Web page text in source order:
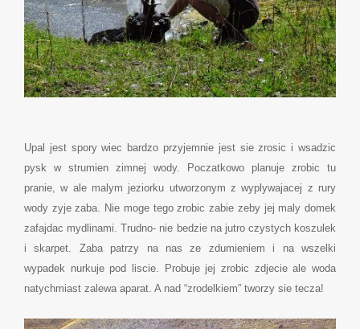
Upal jest spory wiec bardzo przyjemnie jest sie zrosic i wsadzic
pysk w strumien zimnej wody. Poczatkowo planuje zrobic tu
pranie, w ale malym jeziorku utworzonym z wyplywajacej z rury
wody zyje zaba. Nie moge tego zrobic zabie zeby jej maly domek
zafajdac mydlinami. Trudno- nie bedzie na jutro czystych koszulek
i skarpet. Zaba patrzy na nas ze zdumieniem i na wszelki
wypadek nurkuje pod liscie. Probuje jej zrobic zdjecie ale woda
natychmiast zalewa aparat. A nad “zrodelkiem” tworzy sie tecza!